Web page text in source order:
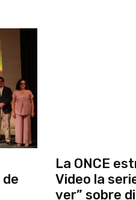
La ONCE
Video la
ver” sobre